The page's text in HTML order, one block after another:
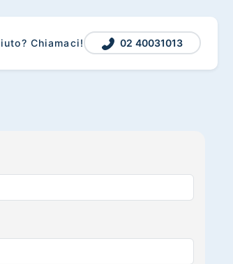
Chiamaci! 02 40031013